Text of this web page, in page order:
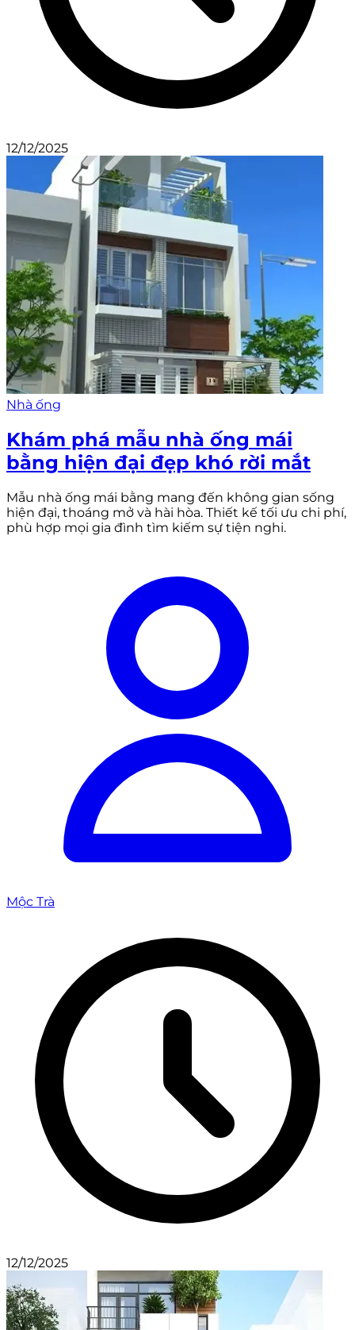
12/12/2025
Nhà ống
Khám phá mẫu nhà ống mái
bằng hiện đại đẹp khó rời mắt
Mẫu nhà ống mái bằng mang đến không gian sống
hiện đại, thoáng mở và hài hòa. Thiết kế tối ưu chi phí,
phù hợp mọi gia đình tìm kiếm sự tiện nghi.
Mộc Trà
12/12/2025